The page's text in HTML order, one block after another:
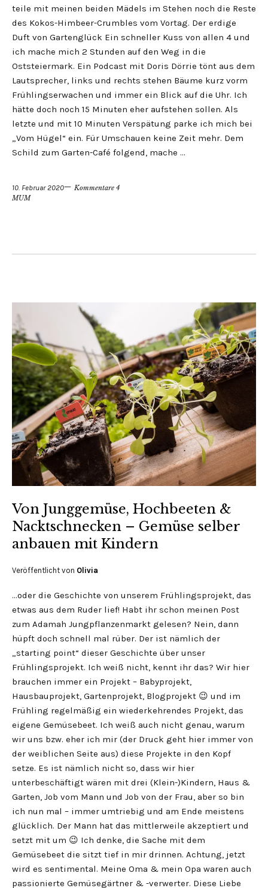
teile mit meinen beiden Mädels im Stehen noch die Reste
des Kokos-Himbeer-Crumbles vom Vortag. Der erdige
Duft von Gartenglück Ein schneller Kuss von allen 4 und
ich mache mich 2 Stunden auf den Weg in die
Oststeiermark. Ein Podcast mit Doris Dörrie tönt aus dem
Lautsprecher, links und rechts stehen Bäume kurz vorm
Frühlingserwachen und immer ein Blick auf die Uhr. Ich
hätte doch noch 15 Minuten eher aufstehen sollen. Als
letzte und mit 10 Minuten Verspätung parke ich mich bei
„Vom Hügel“ ein. Für Umschauen keine Zeit mehr. Dem
Schild zum Garten-Café folgend, mache …
10. Februar 2020
Kommentare 4
MUM
Von Junggemüse, Hochbeeten &
Nacktschnecken – Gemüse selber
anbauen mit Kindern
Veröffentlicht von Olivia
…oder die Geschichte von unserem Frühlingsprojekt, das
etwas aus dem Ruder lief! Habt ihr schon meinen Post
zum Adamah Jungpflanzenmarkt gelesen? Nein, dann
hüpft doch schnell mal rüber. Der ist nämlich der
„starting point“ dieser Geschichte über unser
Frühlingsprojekt. Ich weiß nicht, kennt ihr das? Wir hier
brauchen immer ein Projekt – Babyprojekt,
Hausbauprojekt, Gartenprojekt, Blogprojekt 😉 und im
Frühling regelmäßig ein wiederkehrendes Projekt, das
eigene Gemüsebeet. Ich weiß auch nicht genau, warum
wir uns bzw. eher ich mir (der Druck geht hier immer von
der weiblichen Seite aus) diese Projekte in den Kopf
setze. Es ist nämlich nicht so, dass wir hier
unterbeschäftigt wären mit drei (Klein-)Kindern, Haus &
Garten, Job vom Mann und Job von der Frau, aber so bin
ich nun mal – immer umtriebig und am Ende meistens
glücklich. Der Mann hat das mittlerweile akzeptiert und
setzt mit um 😉 Ich denke, die Sache mit dem
Gemüsebeet die sitzt tief in mir drinnen. Achtung, jetzt
wird es sentimental. Meine Oma & mein Opa waren auch
passionierte Gemüsegärtner & -verwerter. Diese Liebe